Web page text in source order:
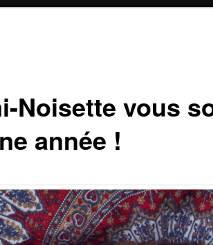
Noisette vous
année !